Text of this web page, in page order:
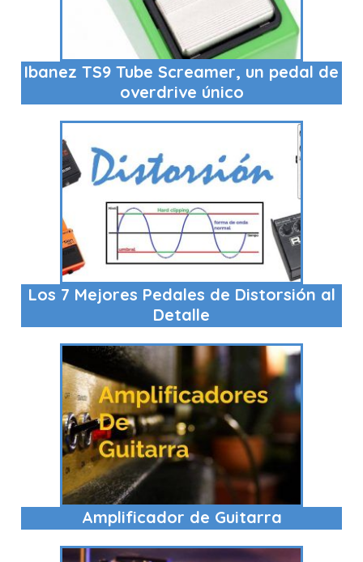
Ibanez TS9 Tube Screamer, un pedal de
overdrive único
Los 7 Mejores Pedales de Distorsión al
Detalle
Amplificador de Guitarra